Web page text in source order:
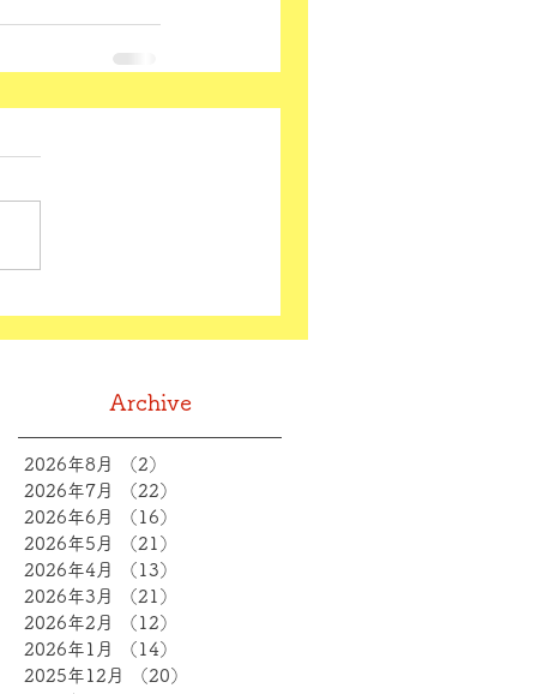
Archive
2026年8月 （2）
2026年7月
（22）
2026年6月
（16）
2026年5月
（21）
2026年4月
（13）
2026年3月
（21）
2026年2月
（12）
2026年1月
（14）
2025年12月
（20）